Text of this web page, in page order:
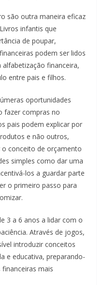
são outra maneira eficaz
infantis que
de poupar,
podem ser lidos
financeira,
entre pais e filhos.
oportunidades
fazer compras no
pais podem explicar por
e não outros,
conceito de orçamento
simples como dar uma
los a guardar parte
o primeiro passo para
3 a 6 anos a lidar com o
Através de jogos,
introduzir conceitos
e educativa, preparando-
mais